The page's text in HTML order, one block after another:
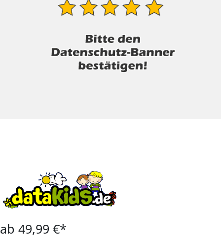
ab 49,99 €*